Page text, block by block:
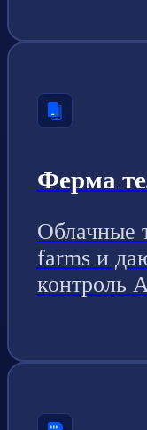
Ферма
Облачные
farms и
контроль